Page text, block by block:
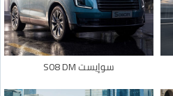
سوإيست S08 DM